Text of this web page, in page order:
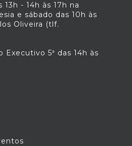
13h - 14h às 17h na
e sábado das 10h às
Oliveira (tlf.
5ª das 14h às